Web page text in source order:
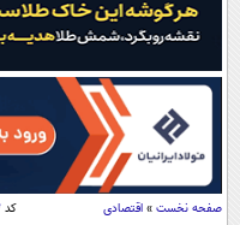
صفحه نخست » اقتصادی کد